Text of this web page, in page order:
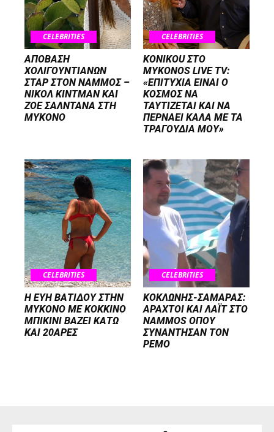
CELEBRITIES
ΑΠΟΒΑΣΗ
ΧΟΛΙΓΟΥΝΤΙΑΝΩΝ
ΣΤΑΡ ΣΤΟΝ NΑΜΜΟΣ –
ΝΙΚΟΛ ΚΙΝΤΜΑΝ ΚΑΙ
ΖΟΕ ΣΑΛΝΤΑΝΑ ΣΤΗ
ΜΥΚΟΝΟ
CELEBRITIES
KONIKOU ΣΤΟ
MYKONOS LIVE TV:
«ΕΠΙΤΥΧΙΑ ΕΙΝΑΙ Ο
ΚΟΣΜΟΣ ΝΑ
ΤΑΥΤΙΖΕΤΑΙ KAI ΝΑ
ΠΕΡΝΑΕΙ ΚΑΛΑ ΜΕ ΤΑ
ΤΡΑΓΟΥΔΙΑ ΜΟΥ»
CELEBRITIES
Η ΕΥΗ ΒΑΤΙΔΟΥ ΣΤΗΝ
ΜΥΚΟΝΟ ΜΕ ΚΟΚΚΙΝΟ
ΜΠΙΚΙΝΙ ΒΑΖΕΙ ΚΑΤΩ
ΚΑΙ 20ΑΡΕΣ
CELEBRITIES
ΚΟΚΛΩΝΗΣ-ΣΑΜΑΡΑΣ:
ΑΡΑΧΤΟΙ ΚΑΙ ΛΑΪΤ ΣΤΟ
NAMMOS ΟΠΟΥ
ΣΥΝΑΝΤΗΣΑΝ ΤΟΝ
ΡΕΜΟ